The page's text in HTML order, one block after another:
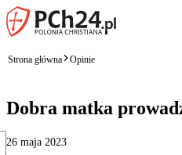
Strona główna Opinie
Dobra matka
26 maja 2023